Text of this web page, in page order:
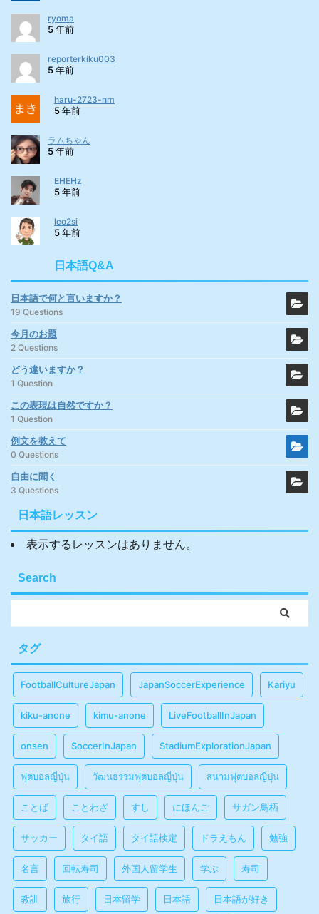
ryoma
5 年前
reporterkiku003
5 年前
haru-2723-nm
5 年前
ラムちゃん
5 年前
EHEHz
5 年前
leo2si
5 年前
日本語Q&A
日本語で何と言いますか？
19 Questions
今月のお題
2 Questions
どう違いますか？
1 Question
この表現は自然ですか？
1 Question
例文を教えて
0 Questions
自由に聞く
3 Questions
日本語レッスン
表示するレッスンはありません。
Search
タグ
FootballCultureJapan JapanSoccerExperience Kariyu
kiku-anone kimu-anone LiveFootballInJapan
onsen SoccerInJapan StadiumExplorationJapan
ฟุตบอลญี่ปุ่น วัฒนธรรมฟุตบอลญี่ปุ่น สนามฟุตบอลญี่ปุ่น
ことば ことわざ すし にほんご サガン鳥栖
サッカー タイ語 タイ語検定 ドラえもん 勉強
名言 回転寿司 外国人留学生 学ぶ 寿司
教訓 旅行 日本留学 日本語 日本語が好き